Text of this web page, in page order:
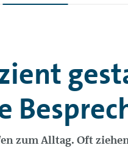
zum Alltag. Oft